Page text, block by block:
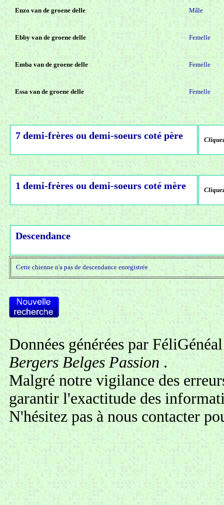
Enzo van de groene delle Mâle
Ebby van de groene delle Femelle
Emba van de groene delle Femelle
Essa van de groene delle Femelle
7 demi-frères ou demi-soeurs coté père
1 demi-frères ou demi-soeurs coté mère
Descendance
Cette chienne n'a pas de descendance enregistrée
Données générées par
Bergers Belges Passion.
Malgré notre vigilance des
garantir l'exactitude des
N'hésitez pas ànous contacter